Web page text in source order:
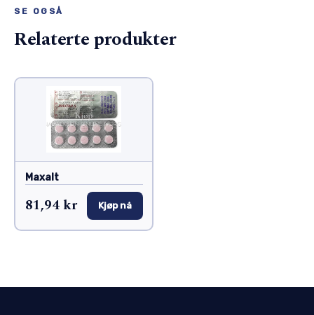
SE OGSÅ
Relaterte produkter
Maxalt
81,94 kr Kjøp nå